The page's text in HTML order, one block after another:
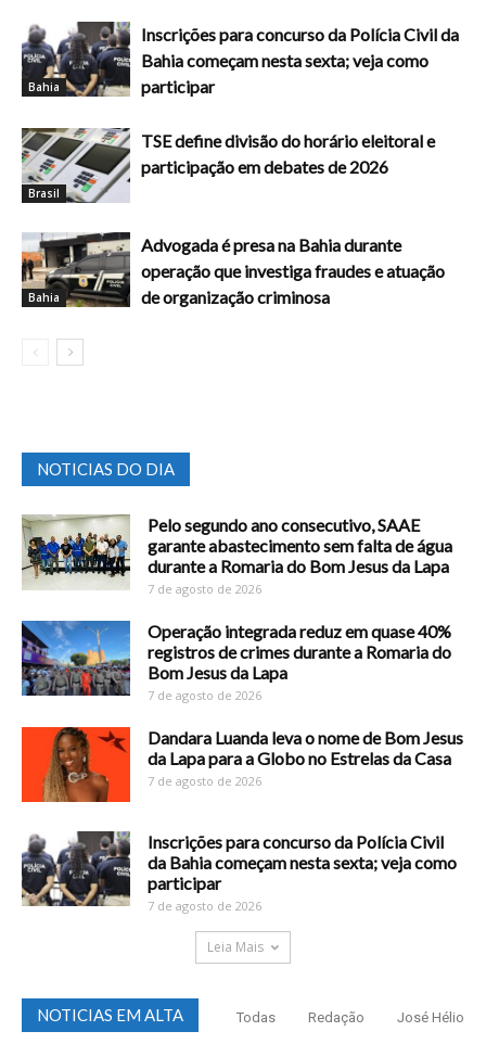
Bahia
Inscrições para concurso da Polícia Civil da
Bahia começam nesta sexta; veja como
participar
Brasil
TSE define divisão do horário eleitoral e
participação em debates de 2026
Bahia
Advogada é presa na Bahia durante
operação que investiga fraudes e atuação
de organização criminosa
NOTICIAS DO DIA
Pelo segundo ano consecutivo, SAAE
garante abastecimento sem falta de água
durante a Romaria do Bom Jesus da Lapa
7 de agosto de 2026
Operação integrada reduz em quase 40%
registros de crimes durante a Romaria do
Bom Jesus da Lapa
7 de agosto de 2026
Dandara Luanda leva o nome de Bom Jesus
da Lapa para a Globo no Estrelas da Casa
7 de agosto de 2026
Inscrições para concurso da Polícia Civil
da Bahia começam nesta sexta; veja como
participar
7 de agosto de 2026
Leia Mais
NOTICIAS EM ALTA Todas Redação José Hélio